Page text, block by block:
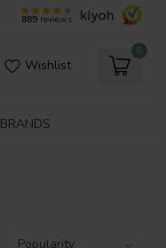
889 reviews
Wishlist
0
BRANDS